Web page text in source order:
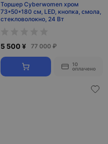
Торшер Cyberwomen хром
73*50*180 см, LED, кнопка, смола,
стекловолокно, 24 Вт
5 500 ¥ 77 000 ₽
10
оплачено